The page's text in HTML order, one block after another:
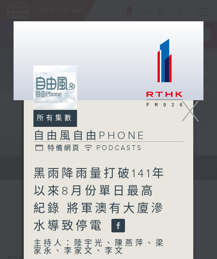
聲音更立體 意見更多元
X
所有集數
自由風自由PHONE
特備網頁 PODCASTS
黑雨降雨量打破141年
以來8月份單日最高
紀錄 將軍澳有大廈滲
水導致停電
主持人：陸宇光、陳燕萍、梁
家永、李家文、李文